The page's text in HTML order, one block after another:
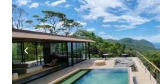
Praia
de
São
Pedro.
A
Andreatta